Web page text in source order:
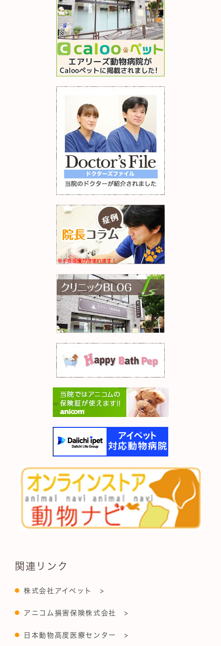
関連リンク
株式会社アイペット >
アニコム損害保険株式会社 >
日本動物高度医療センター >